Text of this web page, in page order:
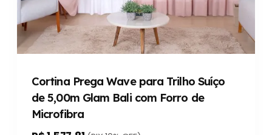
Cortina Prega Wave para Trilho Suíço
de 5,00m Glam Bali com Forro de
Microfibra